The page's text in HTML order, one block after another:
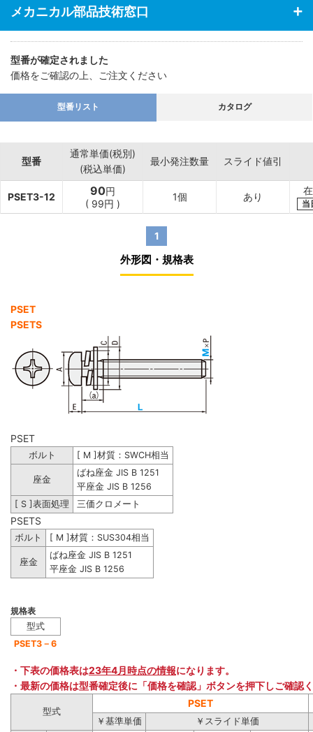
メカニカル部品技術窓口
型番が確定されました
価格をご確認の上、ご注文ください
型番リスト カタログ
型番
通常単価(税別)
(税込単価)
最小発注数量 スライド値引
PSET3-12 90円
( 99円 )
1個 あり
当
1
外形図・規格表
PSET
PSETS
PSET
ボルト [ M ]材質：SWCH相当
座金
ばね座金 JIS B 1251
平座金 JIS B 1256
[ S ]表面処理
三価クロメート
PSETS
ボルト [ M ]材質：SUS304相当
座金
ばね座金 JIS B 1251
平座金 JIS B 1256
規格表
型式
PSET3－6
・下表の価格表は23年4月時点の情報になります。
・最新の価格は型番確定後に「価格を確認」ボタンを押下しご確認
型式
PSET
￥基準単価 ￥スライド単価